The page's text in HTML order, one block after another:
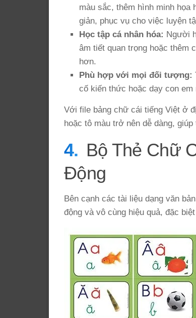
màu sắc, thêm hình minh họa
giản, phục vụ cho việc luyện
Học tập cá nhân hóa: Người
âm tiết quan trọng hoặc thêm
hơn.
Phù hợp với mọi đối tượng:
cố kiến thức hoặc dạy con em
Với file bảng chữ cái tiếng Việt ở
hoặc tô màu trở nên dễ dàng,
Bộ Thẻ Chữ
Động
Bên cạnh các tài liệu dạng văn
động và vô cùng hiệu quả, đặc